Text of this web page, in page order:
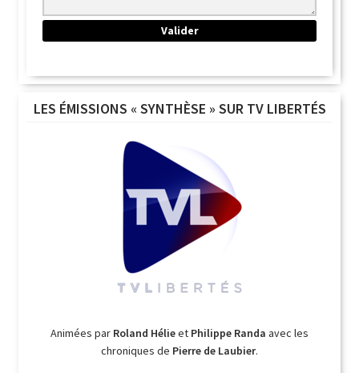
LES ÉMISSIONS « SYNTHÈSE » SUR TV LIBERTÉS
Animées par Roland Hélieet Philippe Randa avec les
chroniques de Pierre de Laubier.